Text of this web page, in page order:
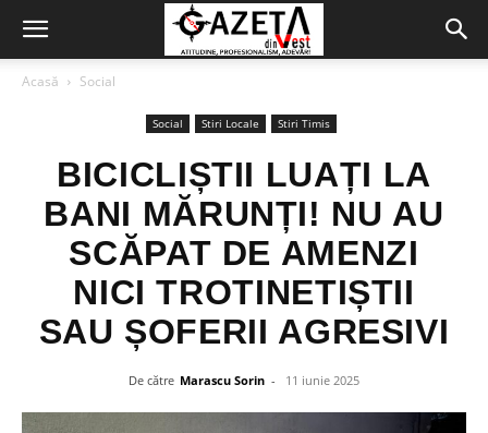
Acasă Social
Social Stiri Locale Stiri Timis
BICICLIȘTII LUAȚI LA
BANI MĂRUNȚI! NU AU
SCĂPAT DE AMENZI
NICI TROTINETIȘTII
SAU ȘOFERII AGRESIVI
De către Marascu Sorin - 11 iunie 2025